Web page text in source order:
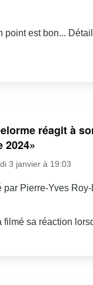
point est bon...
réagit à
2024»
3 janvier à 19:03
par Pierre-Yves
filmé sa réaction